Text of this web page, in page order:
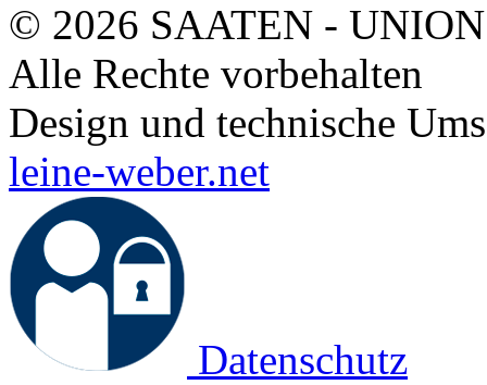
© 2026 SAATEN -
Alle Rechte vorbehalten
Design und technische
leine-weber.net
Datenschutz